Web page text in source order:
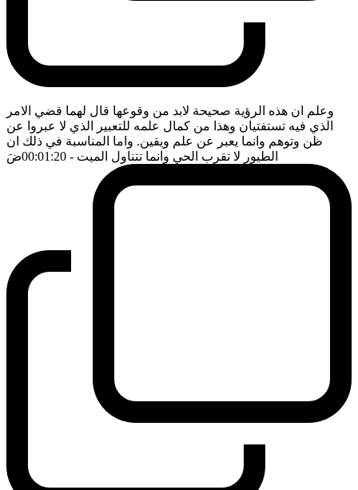
وعلم ان هذه الرؤية صحيحة لابد من وقوعها قال لهما قضي الامر
الذي فيه تستفتيان وهذا من كمال علمه للتعبير الذي لا عبروا عن
ظن وتوهم وانما يعبر عن علم ويقين. واما المناسبة في ذلك ان
الطيور لا تقرب الحي وانما تتناول الميت - 00:01:20 ضَ